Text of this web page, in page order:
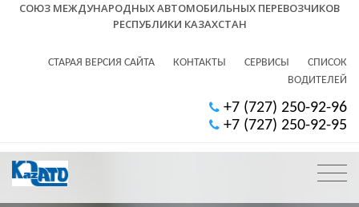
СОЮЗ МЕЖДУНАРОДНЫХ АВТОМОБИЛЬНЫХ ПЕРЕВОЗЧИКОВ
РЕСПУБЛИКИ КАЗАХСТАН
СТАРАЯ ВЕРСИЯ САЙТА КОНТАКТЫ СЕРВИСЫ
СПИСОК
ВОДИТЕЛЕЙ
+7 (727) 250-92-96
+7 (727) 250-92-95